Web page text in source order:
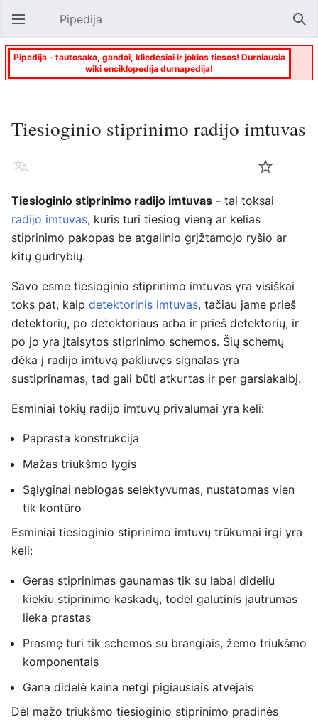
Atverti pagrindinį meniu Pipedija
Pipedija - tautosaka, gandai, kliedesiai ir jokios tiesos! Durniausia
wiki enciklopedija durnapedija!
Tiesioginio stiprinimo radijo imtuvas
Kalba Stebėti
Tiesioginio stiprinimo radijo imtuvas - tai toksai
radijo imtuvas, kuris turi tiesiog vieną ar kelias
stiprinimo pakopas be atgalinio grįžtamojo ryšio ar
kitų gudrybių.
Savo esme tiesioginio stiprinimo imtuvas yra visiškai
toks pat, kaip detektorinis imtuvas, tačiau jame prieš
detektorių, po detektoriaus arba ir prieš detektorių, ir
po jo yra įtaisytos stiprinimo schemos. Šių schemų
dėka į radijo imtuvą pakliuvęs signalas yra
sustiprinamas, tad gali būti atkurtas ir per garsiakalbį.
Esminiai tokių radijo imtuvų privalumai yra keli:
Paprasta konstrukcija
Mažas triukšmo lygis
Sąlyginai neblogas selektyvumas, nustatomas vien
tik kontūro
Esminiai tiesioginio stiprinimo imtuvų trūkumai irgi yra
keli:
Geras stiprinimas gaunamas tik su labai dideliu
kiekiu stiprinimo kaskadų, todėl galutinis jautrumas
lieka prastas
Prasmę turi tik schemos su brangiais, žemo triukšmo
komponentais
Gana didelė kaina netgi pigiausiais atvejais
Dėl mažo triukšmo tiesioginio stiprinimo pradinės